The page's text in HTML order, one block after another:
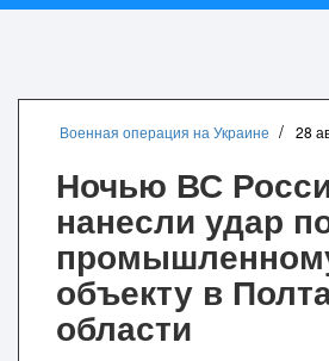
Военная операция на Украине 28
Ночью ВС
нанесли удар
объекту в
области